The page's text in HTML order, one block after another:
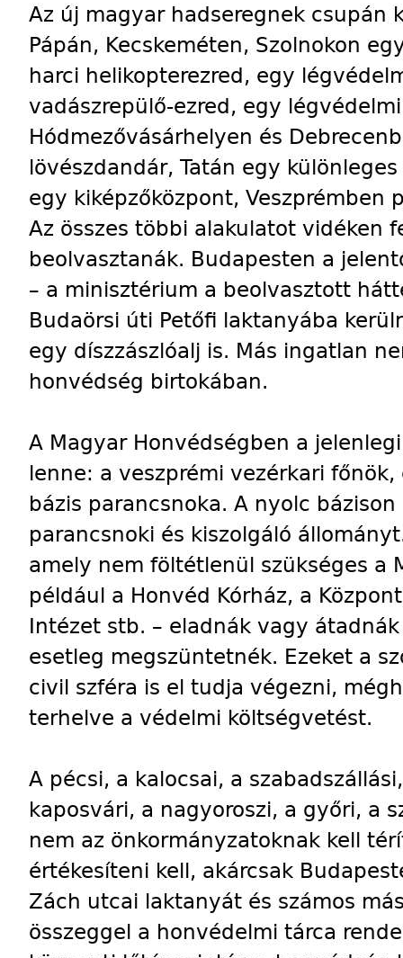
Az új magyar hadseregnek csupán
Pápán, Kecskeméten, Szolnokon
harci helikopterezred, egy
vadászrepülő-ezred, egy
Hódmezővásárhelyen és
lövészdandár, Tatán egy
egy kiképzőközpont, Veszprémben
Az összes többi alakulatot vidéken
beolvasztanák. Budapesten a
– a minisztérium a beolvasztott
Budaörsi úti Petőfi laktanyába
egy díszzászlóalj is. Más ingatlan
honvédség birtokában.
A Magyar Honvédségben a
lenne: a veszprémi vezérkari
bázis parancsnoka. A nyolc
parancsnoki és kiszolgáló
amely nem föltétlenül szükséges a
például a Honvéd Kórház, a
Intézet stb. – eladnák vagy
esetleg megszüntetnék. Ezeket a
civil szféra is el tudja végezni,
terhelve a védelmi költségvetést.
A pécsi, a kalocsai, a
kaposvári, a nagyoroszi, a győri, a
nem az önkormányzatoknak kell
értékesíteni kell, akárcsak
Zách utcai laktanyát és számos
összeggel a honvédelmi tárca